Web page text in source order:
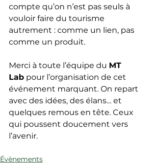
compte qu’on n’est pas seuls à
vouloir faire du tourisme
autrement : comme un lien, pas
comme un produit.
Merci à toute l’équipe du MT
Lab pour l’organisation de cet
événement marquant. On repart
avec des idées, des élans… et
quelques remous en tête. Ceux
qui poussent doucement vers
l’avenir.
Évènements